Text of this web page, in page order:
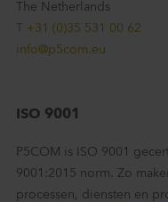
The Netherlands
T +31 (0)35 531 00 62
info@p5com.eu
ISO 9001
P5COM is ISO 9001
9001:2015 norm. Zo
processen, diensten en